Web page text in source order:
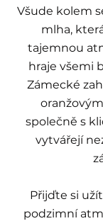
Všude kolem
mlha,
tajemnou
hraje všemi
Zámecké
společně s
vytvářejí
Přijďte si
podzimní